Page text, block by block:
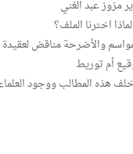
مزوز عبد الغني
اخترنا الملف؟
والأضرحة مناقض
أم توريط
هذه المطالب ووجود